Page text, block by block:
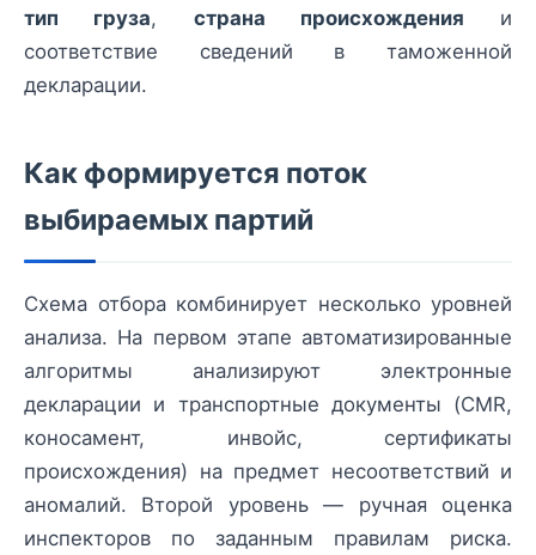
тип груза, страна происхождения и
соответствие сведений в таможенной
декларации.
Как формируется поток
выбираемых партий
Схема отбора комбинирует несколько уровней
анализа. На первом этапе автоматизированные
алгоритмы анализируют электронные
декларации и транспортные документы (CMR,
коносамент, инвойс, сертификаты
происхождения) на предмет несоответствий и
аномалий. Второй уровень — ручная оценка
инспекторов по заданным правилам риска.